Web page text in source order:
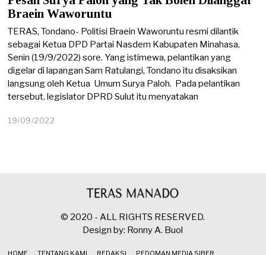
0
2
Braein Waworuntu
TERAS, Tondano- Politisi Braein Waworuntu resmi dilantik
sebagai Ketua DPD Partai Nasdem Kabupaten Minahasa,
Senin (19/9/2022) sore. Yang istimewa, pelantikan yang
digelar di lapangan Sam Ratulangi, Tondano itu disaksikan
langsung oleh Ketua Umum Surya Paloh. Pada pelantikan
tersebut, legislator DPRD Sulut itu menyatakan
19/09/2022
© 2020 - ALL RIGHTS RESERVED.
Design by: Ronny A. Buol
HOME TENTANG KAMI REDAKSI PEDOMAN MEDIA SIBER